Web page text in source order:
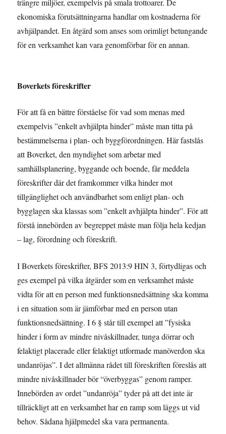
trängre miljöer, exempelvis på smala trottoarer. De
ekonomiska förutsättningarna handlar om kostnaderna för
avhjälpandet. En åtgärd som anses som orimligt betungande
för en verksamhet kan vara genomförbar för en annan.
Boverkets föreskrifter
För att få en bättre förståelse för vad som menas med
exempelvis ”enkelt avhjälpta hinder” måste man titta på
bestämmelserna i plan- och byggförordningen. Här fastslås
att Boverket, den myndighet som arbetar med
samhällsplanering, byggande och boende, får meddela
föreskrifter där det framkommer vilka hinder mot
tillgänglighet och användbarhet som enligt plan- och
bygglagen ska klassas som ”enkelt avhjälpta hinder”. För att
förstå innebörden av begreppet måste man följa hela kedjan
– lag, förordning och föreskrift.
I Boverkets föreskrifter, BFS 2013:9 HIN 3, förtydligas och
ges exempel på vilka åtgärder som en verksamhet måste
vidta för att en person med funktionsnedsättning ska komma
i en situation som är jämförbar med en person utan
funktionsnedsättning. I 6 § står till exempel att ”fysiska
hinder i form av mindre nivåskillnader, tunga dörrar och
felaktigt placerade eller felaktigt utformade manöverdon ska
undanröjas”. I det allmänna rådet till föreskriften föreslås att
mindre nivåskillnader bör “överbyggas” genom ramper.
Innebörden av ordet ”undanröja” tyder på att det inte är
tillräckligt att en verksamhet har en ramp som läggs ut vid
behov. Sådana hjälpmedel ska vara permanenta.